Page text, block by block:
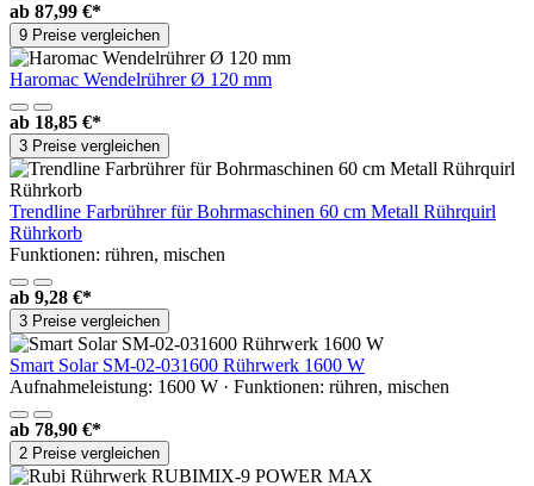
ab 87,99 €*
9 Preise vergleichen
Haromac Wendelrührer Ø 120 mm
ab 18,85 €*
3 Preise vergleichen
Trendline Farbrührer für Bohrmaschinen 60 cm Metall Rührquirl
Rührkorb
Funktionen: rühren, mischen
ab 9,28 €*
3 Preise vergleichen
Smart Solar SM-02-031600 Rührwerk 1600 W
Aufnahmeleistung: 1600 W · Funktionen: rühren, mischen
ab 78,90 €*
2 Preise vergleichen